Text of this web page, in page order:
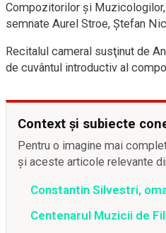
Compozitorilor şi
semnate Aurel Stroe, Ştefan
Recitalul cameral susţinut de
de cuvântul introductiv al
Context și subiecte
Pentru o imagine mai
și aceste articole relevante
Constantin Silvestri,
Centenarul Muzicii de